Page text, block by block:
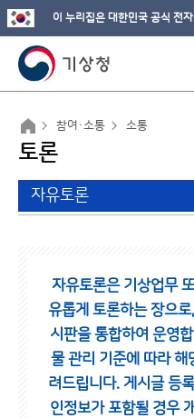
이 누리집은 대한민국 공식 전
참여·소통 소통
토론
자유토론
자유토론은 기상업무
유롭게 토론하는 장으로,
시판을 통합하여 운영
물 관리 기준에 따라 해
려드립니다. 게시글 등
인정보가 포함될 경우